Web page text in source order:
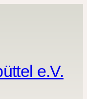
e.V.